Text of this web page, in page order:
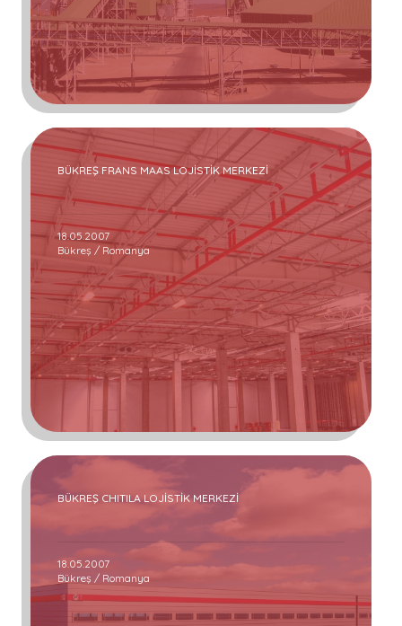
BÜKREŞ FRANS MAAS LOJİSTİK MERKEZİ
18.05.2007
Bükreş / Romanya
BÜKREŞ CHITILA LOJİSTİK MERKEZİ
18.05.2007
Bükreş / Romanya